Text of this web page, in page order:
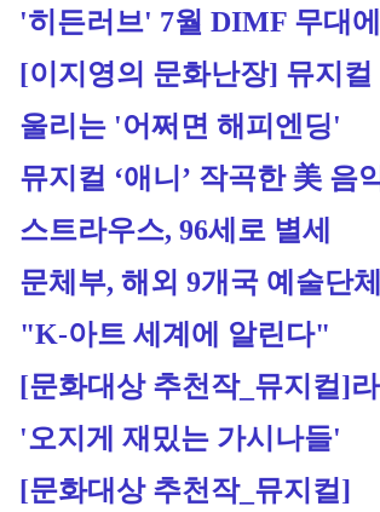
'히든러브' 7월 DIMF 무대에
[이지영의 문화난장] 뮤지컬
울리는 '어쩌면 해피엔딩'
뮤지컬 ‘애니’ 작곡한 美 음
스트라우스, 96세로 별세
문체부, 해외 9개국 예술단
"K-아트 세계에 알린다"
[문화대상 추천작_뮤지컬]
'오지게 재밌는 가시나들'
[문화대상 추천작_뮤지컬]